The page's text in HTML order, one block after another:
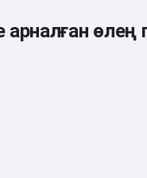
арналған өлең